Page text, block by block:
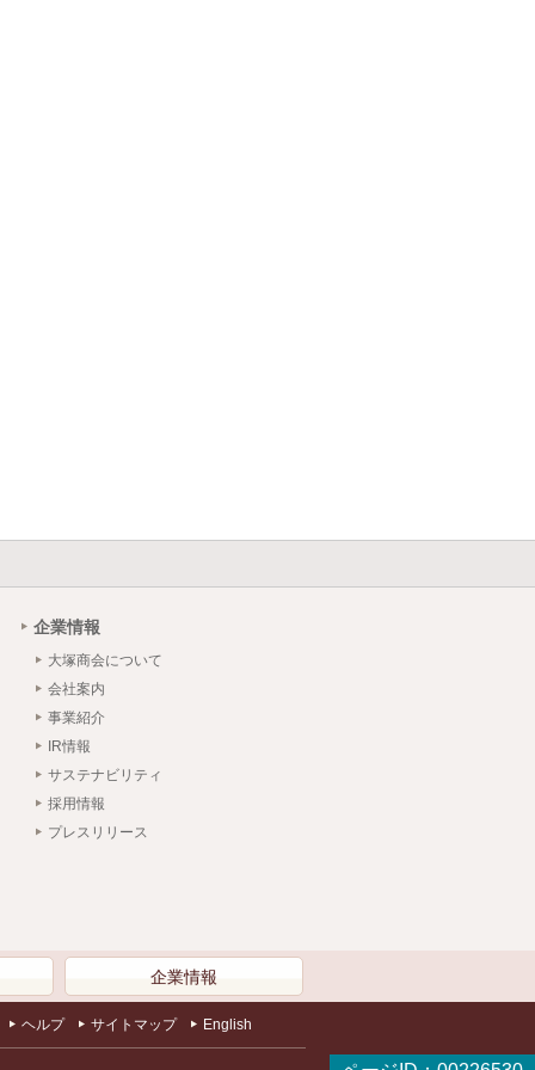
企業情報
大塚商会について
会社案内
事業紹介
IR情報
サステナビリティ
採用情報
プレスリリース
企業情報
ヘルプ サイトマップ English